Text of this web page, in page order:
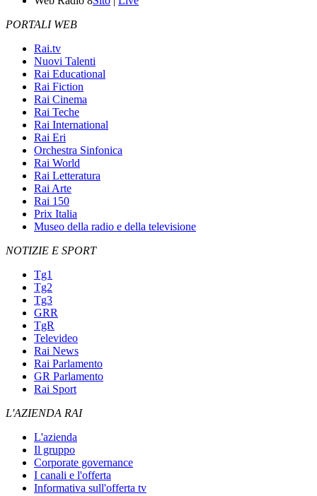
PORTALI WEB
Rai.tv
Nuovi Talenti
Rai Educational
Rai Fiction
Rai Cinema
Rai Teche
Rai International
Rai Eri
Orchestra Sinfonica
Rai World
Rai Letteratura
Rai Arte
Rai 150
Prix Italia
Museo della radio e della televisione
NOTIZIE E SPORT
Tg1
Tg2
Tg3
GRR
TgR
Televideo
Rai News
Rai Parlamento
GR Parlamento
Rai Sport
L'AZIENDA RAI
L'azienda
Il gruppo
Corporate governance
I canali e l'offerta
Informativa sull'offerta tv